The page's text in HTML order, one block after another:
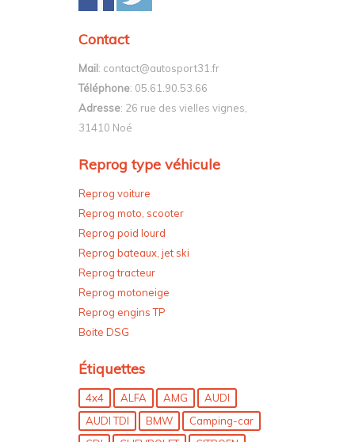
Contact
Mail: contact@autosport31.fr
Téléphone: 05.61.90.53.66
Adresse: 26 rue des vielles vignes,
31410 Noé
Reprog type véhicule
Reprog voiture
Reprog moto, scooter
Reprog poid lourd
Reprog bateaux, jet ski
Reprog tracteur
Reprog motoneige
Reprog engins TP
Boite DSG
Étiquettes
4x4 ALFA AMG
AUDI
AUDI TDI
BMW
Camping-car